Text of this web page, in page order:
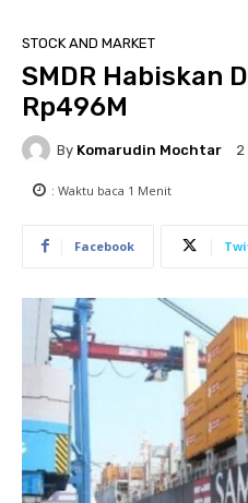
STOCK AND MARKET
SMDR Habiskan
Rp496M
By Komarudin Mochtar 2
: Waktu baca 1 Menit
Facebook